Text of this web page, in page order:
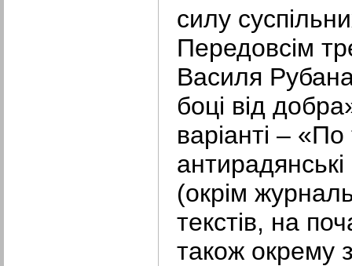
силу
Передовсім
Василя
боці від
варіанті –
(окрім
текстів, на
також окрему